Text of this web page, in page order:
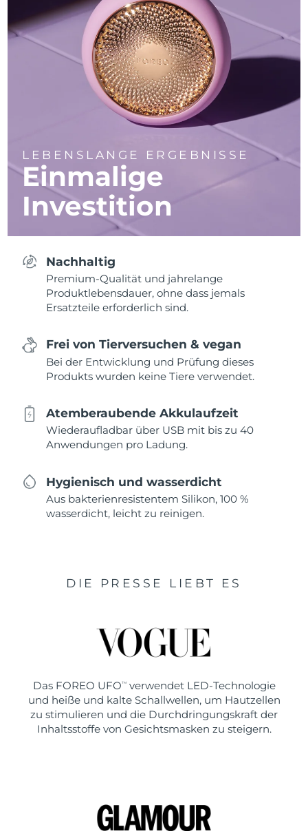
LEBENSLANGE ERGEBNISSE
Einmalige
Investition
Nachhaltig
Premium-Qualität und jahrelange
Produktlebensdauer, ohne dass jemals
Ersatzteile erforderlich sind.
Frei von Tierversuchen & vegan
Bei der Entwicklung und Prüfung dieses
Produkts wurden keine Tiere verwendet.
Atemberaubende Akkulaufzeit
Wiederaufladbar über USB mit bis zu 40
Anwendungen pro Ladung.
Hygienisch und wasserdicht
Aus bakterienresistentem Silikon, 100 %
wasserdicht, leicht zu reinigen.
DIE PRESSE LIEBT ES
Das FOREO UFO TMverwendet LED-Technologie
und heiße und kalte Schallwellen, um Hautzellen
zu stimulieren und die Durchdringungskraft der
Inhaltsstoffe von Gesichtsmasken zu steigern.